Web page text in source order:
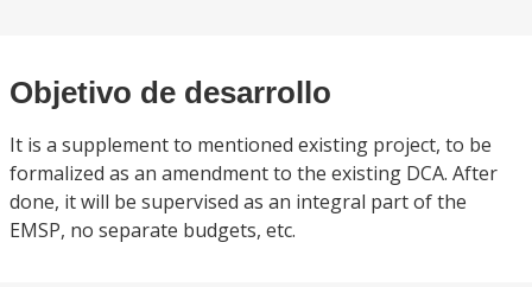
Objetivo de desarrollo
It is a supplement to mentioned existing project, to be
formalized as an amendment to the existing DCA. After
done, it will be supervised as an integral part of the
EMSP, no separate budgets, etc.